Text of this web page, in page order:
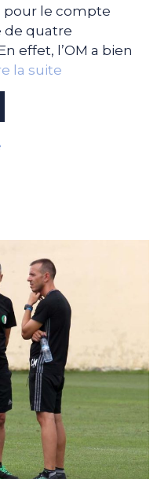
pour le compte
de quatre
effet, l’OM a bien
la suite